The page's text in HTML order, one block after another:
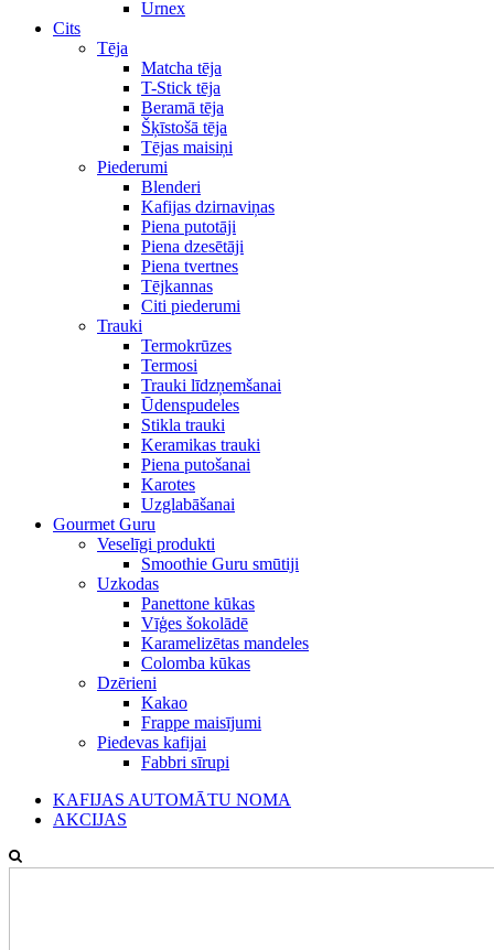
Urnex
Cits
Tēja
Matcha tēja
T-Stick tēja
Beramā tēja
Šķīstošā tēja
Tējas maisiņi
Piederumi
Blenderi
Kafijas dzirnaviņas
Piena putotāji
Piena dzesētāji
Piena tvertnes
Tējkannas
Citi piederumi
Trauki
Termokrūzes
Termosi
Trauki līdzņemšanai
Ūdenspudeles
Stikla trauki
Keramikas trauki
Piena putošanai
Karotes
Uzglabāšanai
Gourmet Guru
Veselīgi produkti
Smoothie Guru smūtiji
Uzkodas
Panettone kūkas
Vīģes šokolādē
Karamelizētas mandeles
Colomba kūkas
Dzērieni
Kakao
Frappe maisījumi
Piedevas kafijai
Fabbri sīrupi
KAFIJAS AUTOMĀTU NOMA
AKCIJAS